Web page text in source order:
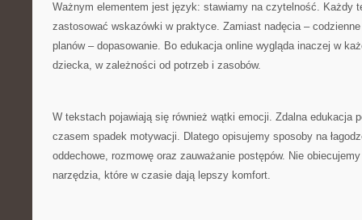
Ważnym elementem jest język: stawiamy na czytelność. Każdy
zastosować wskazówki w praktyce. Zamiast nadęcia –
planów – dopasowanie. Bo edukacja online wygląda inaczej w
dziecka, w zależności od potrzeb i zasobów.
W tekstach pojawiają się również wątki emocji. Zdalna edukacja
czasem spadek motywacji. Dlatego opisujemy sposoby na
oddechowe, rozmowę oraz zauważanie postępów. Nie
narzędzia, które w czasie dają lepszy komfort.